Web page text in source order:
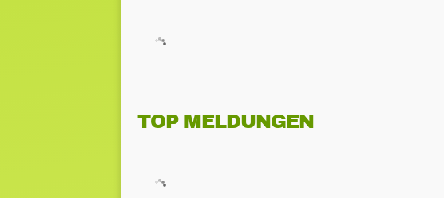
TOP MELDUNGEN